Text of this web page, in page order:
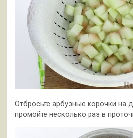
Отбросьте арбузные корочки на
промойте несколько раз в